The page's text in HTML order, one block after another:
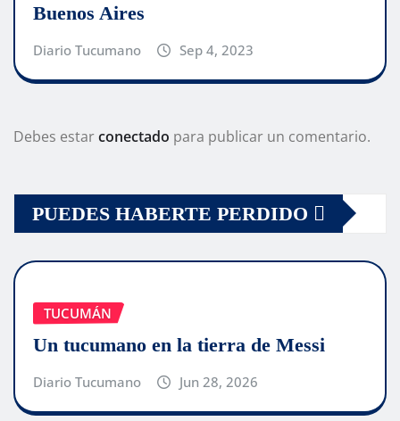
Buenos Aires
Diario Tucumano Sep 4, 2023
Debes estarconectado para publicar un comentario.
PUEDES HABERTE PERDIDO
TUCUMÁN
Un tucumano en la tierra de Messi
Diario Tucumano Jun 28, 2026